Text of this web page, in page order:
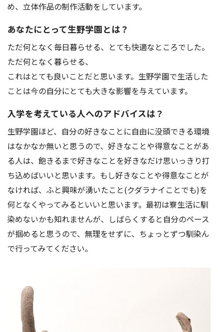
受験生のみなさんへ
アクセス
め、立体作品の制作活動をしています。
あなたにとって生野学園とは？
ただ何となく毎日暮らせる、とても快適なところでした。
ただ何となく暮らせる、
これはとても良いことだと思います。生野学園で生活した
ことは今の自分にとても大きな影響を与えています。
入学を考えている人へのアドバイスは？
生野学園ほど、自分の好きなことに自由に没頭できる環境
はなかなか無いと思うので、好きなことや得意なことがあ
る人は、飽きるまで好きなことを好きなだけ思いっきり打
ち込めばいいと思います。もし好きなことや得意なことが
なければ、ふと興味が湧いたこと(クダラナイことでも)を
何となくやってみるといいと思います。最初は寮生活に馴
染めないかも知れませんが、しばらくすると自分のペース
が掴めると思うので、無理をせずに、ちょっとずつ馴染ん
で行ってみてください。